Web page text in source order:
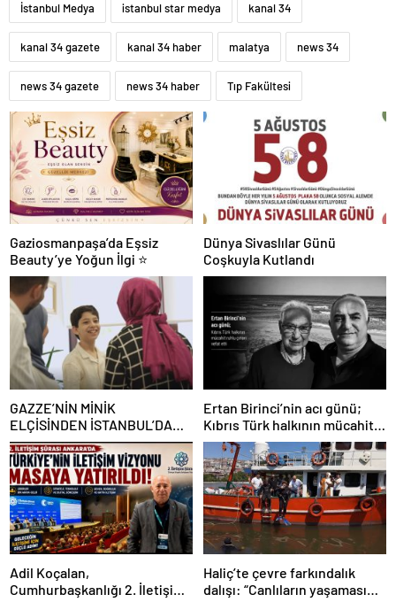
İstanbul Medya istanbul star medya kanal 34
kanal 34 gazete kanal 34 haber malatya news 34
news 34 gazete news 34 haber Tıp Fakültesi
Gaziosmanpaşa’da Eşsiz
Beauty’ye Yoğun İlgi ⭐
Dünya Sivaslılar Günü
Coşkuyla Kutlandı
GAZZE’NİN MİNİK
ELÇİSİNDEN İSTANBUL’DA
DUYGUSAL MESAJ: “BURASI
BENİM İKİNCİ EVİM”
Ertan Birinci’nin acı günü;
Kıbrıs Türk halkının mücahit
ruhlu çınarı vefat etti
Adil Koçalan,
Cumhurbaşkanlığı 2. İletişim
Haliç’te çevre farkındalık
dalışı: “Canlıların yaşaması